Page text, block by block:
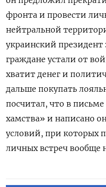
фронта и провести
нейтральной
украинский президент
граждане устали от
хватит денег и
дальше покупать
посчитал, что в
хамства» и написано
условий, при которых
личных встреч вообще